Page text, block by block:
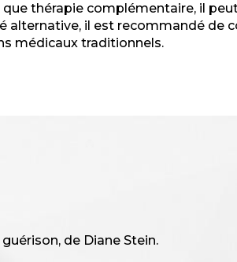
thérapie complémentaire, il
alternative, il est recommandé de
médicaux traditionnels.
de Diane Stein.